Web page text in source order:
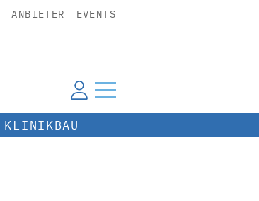
ANBIETER EVENTS
KLINIKBAU